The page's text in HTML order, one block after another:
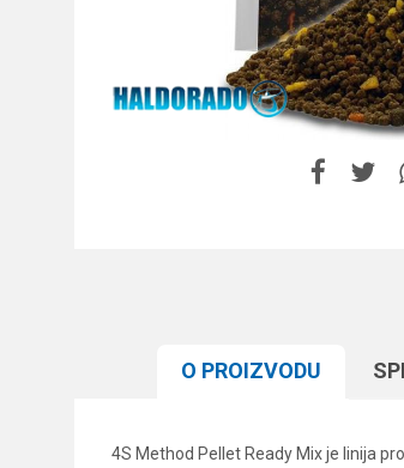
O PROIZVODU
4S Method Pellet Ready Mix je linija